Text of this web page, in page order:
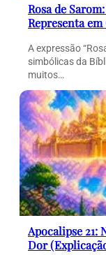
Rosa de
Representa
A expressão
simbólicas da
muitos…
Apocalipse 21:
Dor